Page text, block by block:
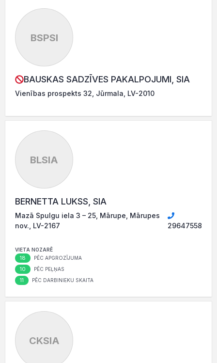
BSPSI
BAUSKAS SADZĪVES PAKALPOJUMI, SIA
Vienības prospekts 32, Jūrmala, LV-2010
BLSIA
BERNETTA LUKSS, SIA
Mazā Spulgu iela 3 – 25, Mārupe, Mārupes
nov., LV-2167
29647558
VIETA NOZARĒ
18 PĒC APGROZĪJUMA
10 PĒC PEĻŅAS
11 PĒC DARBINIEKU SKAITA
CKSIA